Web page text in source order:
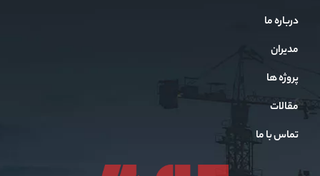
درباره ما
مدیران
پروژه ها
مقالات
تماس با ما